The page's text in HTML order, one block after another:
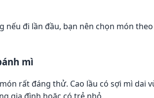
nếu đi lần đầu, bạn nên chọn món
mì
rất đáng thử. Cao lầu có sợi mì